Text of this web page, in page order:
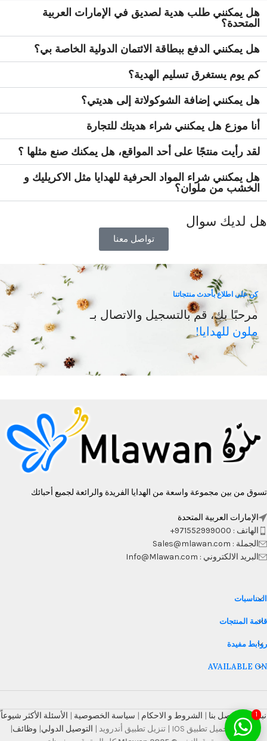
هل يمكنني طلب هدية لصديق في الإمارات العربية
المتحدة؟
هل يمكنني الدفع ببطاقة الائتمان الدولية الخاصة بي؟
كم يوم يستغرق تسليم الهدية؟
هل يمكنني إضافة الشوكولاتة إلى هديتي؟
أنا موزع هل يمكنني شراء هديتك للتجارة
لقد رأيت منتجًا على أحد المواقع، هل يمكنك صنع مثلها ؟
هل يمكنني شراء المواد الحرفية للهدايا مثل الاكريليك و
الخشب من ملوان؟
هل لديك سوال
تواصل معنا
كن على اطلاع بأحدث منتجاتنا
مرحبًا بك، قم بالتسجيل والاتصال بـ
ملون للهدايا!
تسوق من بين مجموعة واسعة من الهدايا الفريدة والرائعة لجميع أحبائك
الإمارات العربية المتحدة
الهاتف : 971552999000+
الجملة : Sales@mlawan.com
البريد الالكتروني : Info@Mlawan.com
المناسبات
قائمة المنتجات
روابط مفيدة
AVAILABLE ON
نبذة عنا اتصل بنا | الشروط و الاحكام | سياسة الخصوصية | الأسئلة الأكثر شيوعاً
| مدونة تحميل تطبيق IOS | تنزيل تطبيق أندرويد |
التوصيل الدولي| وظائف|
1